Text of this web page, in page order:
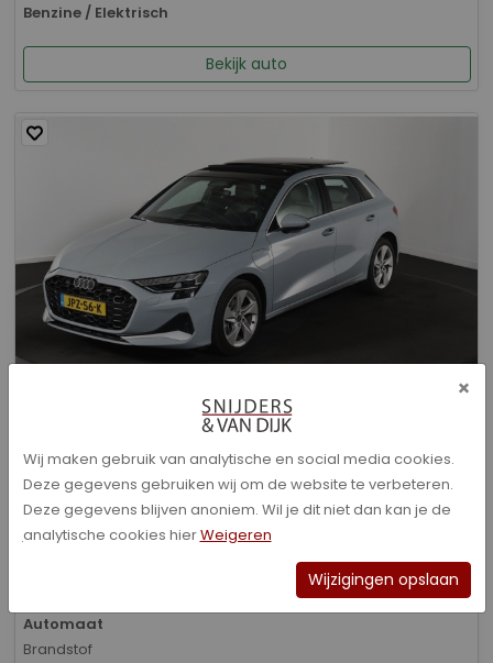
Benzine / Elektrisch
Bekijk auto
Audi A3 - Sportback 40 TFSI e Advanced edition
Bouwjaar
01-2026
Kilometerstand
Automaat
Brandstof
×
Wij maken gebruik van analytische en social media cookies.
Deze gegevens gebruiken wij om de website te verbeteren.
Deze gegevens blijven anoniem. Wil je dit niet dan kan je de
analytische cookies hierWeigeren
Wijzigingen opslaan